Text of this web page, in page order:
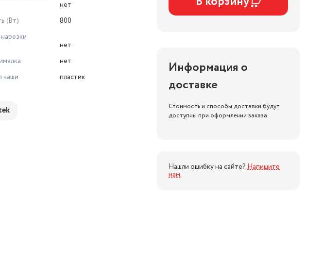
нет
(Вт)
800
нет
нет
чаши
пластик
Информация о
доставке
Стоимость и способы доставки будут
доступны при оформлении заказа.
Нашли ошибку на сайте? Напишите
нам.